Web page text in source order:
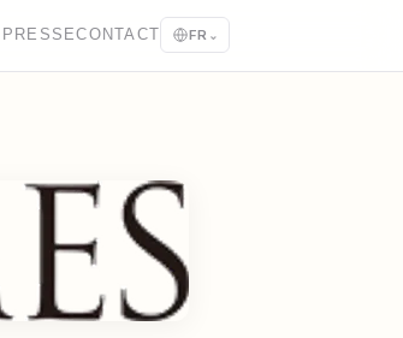
PRESSECONTACT FR ⌄